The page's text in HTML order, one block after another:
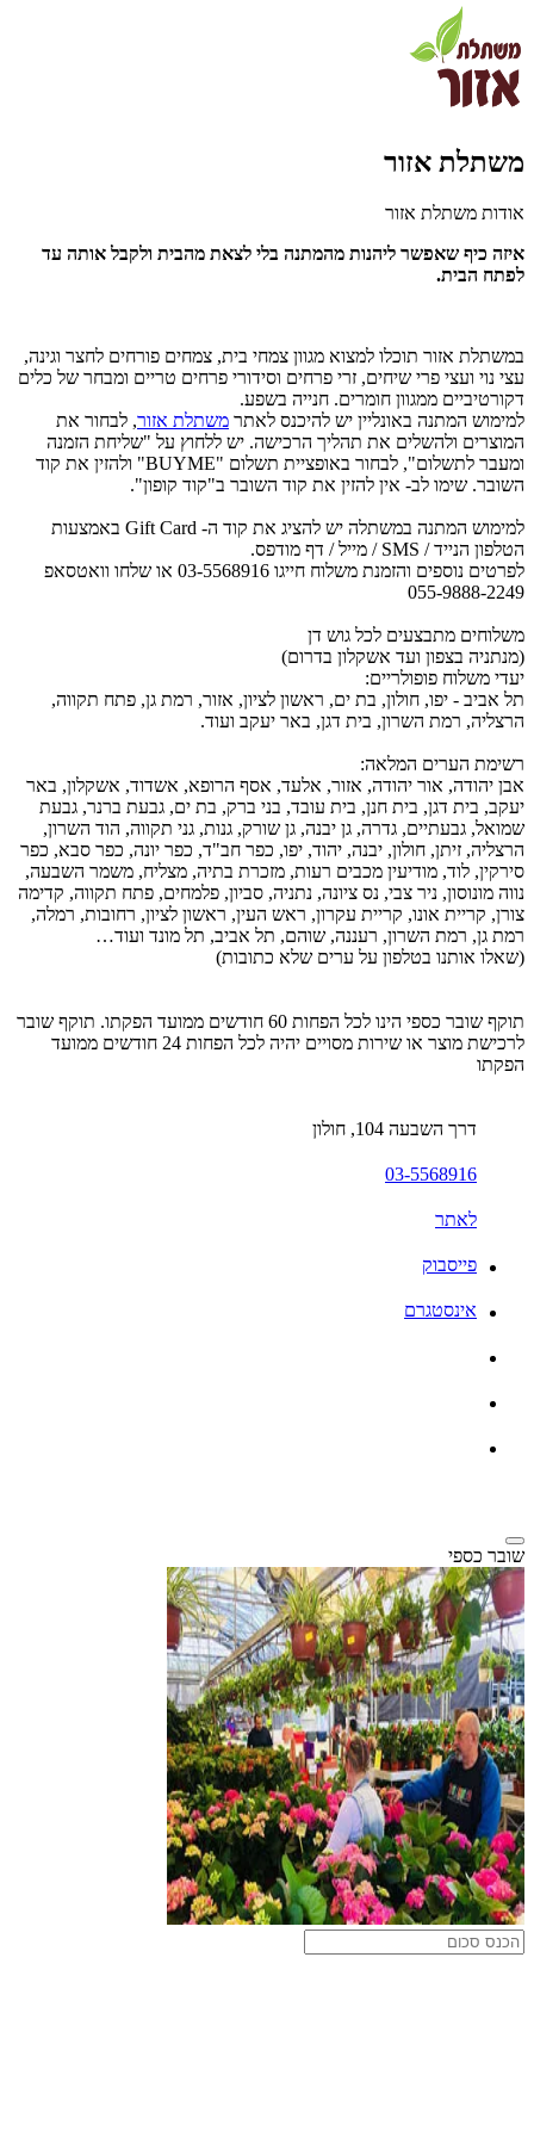
משתלת אזור
אודות משתלת אזור
איזה כיף שאפשר ליהנות מהמתנה בלי לצאת מהבית ולקבל אותה עד
לפתח הבית.
במשתלת אזור תוכלו למצוא מגוון צמחי בית, צמחים פורחים לחצר וגינה,
עצי נוי ועצי פרי שיחים, זרי פרחים וסידורי פרחים טריים ומבחר של כלים
דקורטיביים ממגוון חומרים. חנייה בשפע.
למימוש המתנה באונליין יש להיכנס לאתר משתלת אזור, לבחור את
המוצרים ולהשלים את תהליך הרכישה. יש ללחוץ על "שליחת הזמנה
ומעבר לתשלום", לבחור באופציית תשלום "BUYME" ולהזין את קוד
השובר. שימו לב- אין להזין את קוד השובר ב"קוד קופון".
למימוש המתנה במשתלה יש להציג את קוד ה- Gift Card באמצעות
הטלפון הנייד / SMS / מייל / דף מודפס.
לפרטים נוספים והזמנת משלוח חייגו 03-5568916 או שלחו וואטסאפ
055-9888-2249
משלוחים מתבצעים לכל גוש דן
(מנתניה בצפון ועד אשקלון בדרום)
יעדי משלוח פופולריים:
תל אביב - יפו, חולון, בת ים, ראשון לציון, אזור, רמת גן, פתח תקווה,
הרצליה, רמת השרון, בית דגן, באר יעקב ועוד.
רשימת הערים המלאה:
אבן יהודה, אור יהודה, אזור, אלעד, אסף הרופא, אשדוד, אשקלון, באר
יעקב, בית דגן, בית חנן, בית עובד, בני ברק, בת ים, גבעת ברנר, גבעת
שמואל, גבעתיים, גדרה, גן יבנה, גן שורק, גנות, גני תקווה, הוד השרון,
הרצליה, זיתן, חולון, יבנה, יהוד, יפו, כפר חב"ד, כפר יונה, כפר סבא, כפר
סירקין, לוד, מודיעין מכבים רעות, מזכרת בתיה, מצליח, משמר השבעה,
נווה מונוסון, ניר צבי, נס ציונה, נתניה, סביון, פלמחים, פתח תקווה, קדימה
צורן, קריית אונו, קריית עקרון, ראש העין, ראשון לציון, רחובות, רמלה,
רמת גן, רמת השרון, רעננה, שוהם, תל אביב, תל מונד ועוד…
(שאלו אותנו בטלפון על ערים שלא כתובות)
תוקף שובר כספי הינו לכל הפחות 60 חודשים ממועד הפקתו. תוקף שובר
לרכישת מוצר או שירות מסויים יהיה לכל הפחות 24 חודשים ממועד
הפקתו
דרך השבעה 104, חולון
03-5568916
לאתר
פייסבוק
אינסטגרם
שובר כספי